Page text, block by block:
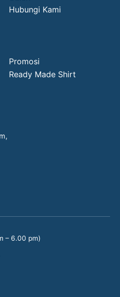
Hubungi Kami
Promosi
Ready Made Shirt
– 6.00 pm)